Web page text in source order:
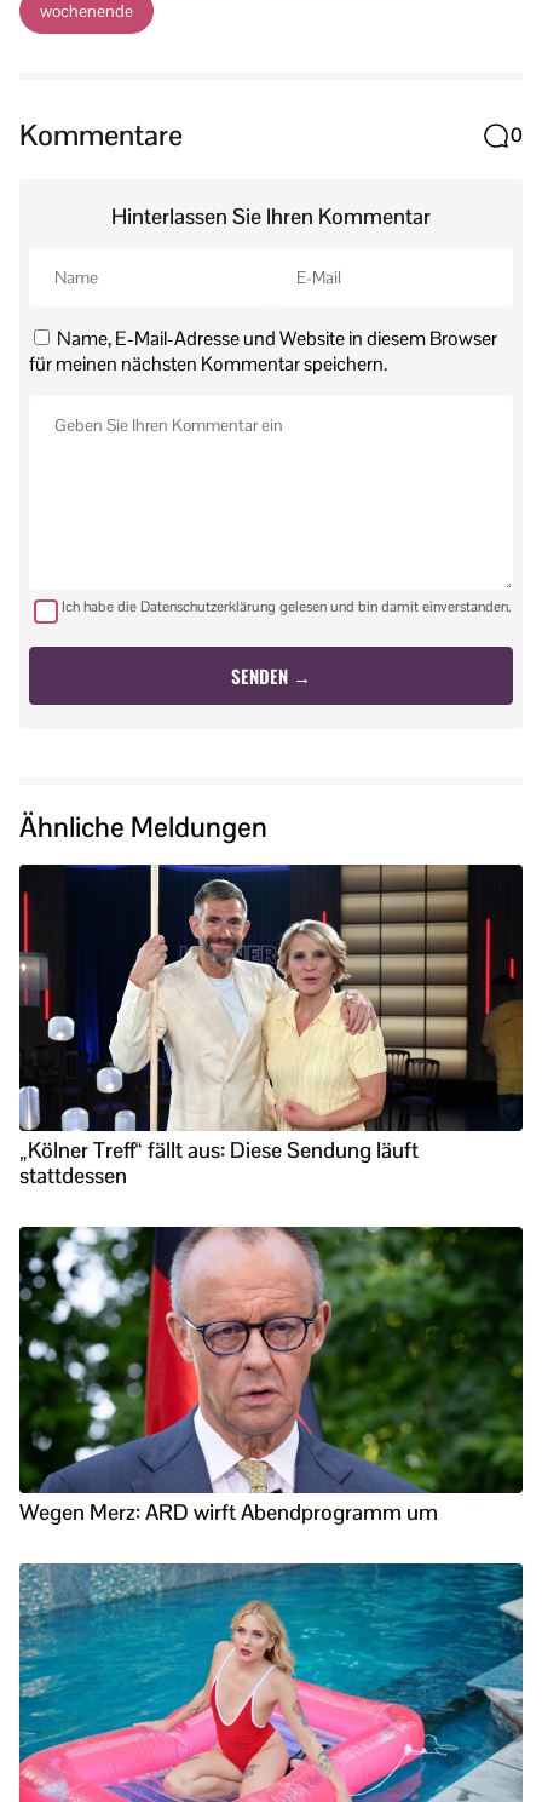
wochenende
Kommentare 0
Hinterlassen Sie Ihren Kommentar
Name, E-Mail-Adresse und Website in diesem Browser
für meinen nächsten Kommentar speichern.
Ich habe die Datenschutzerklärung gelesen und bin damit einverstanden.
Ähnliche Meldungen
„Kölner Treff“ fällt aus: Diese Sendung läuft
stattdessen
Wegen Merz: ARD wirft Abendprogramm um